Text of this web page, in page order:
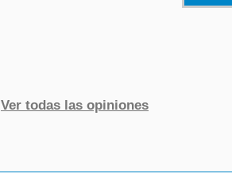
Ver todas las opiniones